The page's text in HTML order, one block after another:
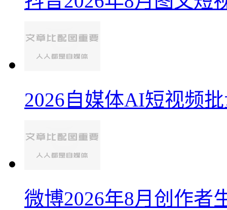
2026自媒体AI短视频
微博2026年8月创作者